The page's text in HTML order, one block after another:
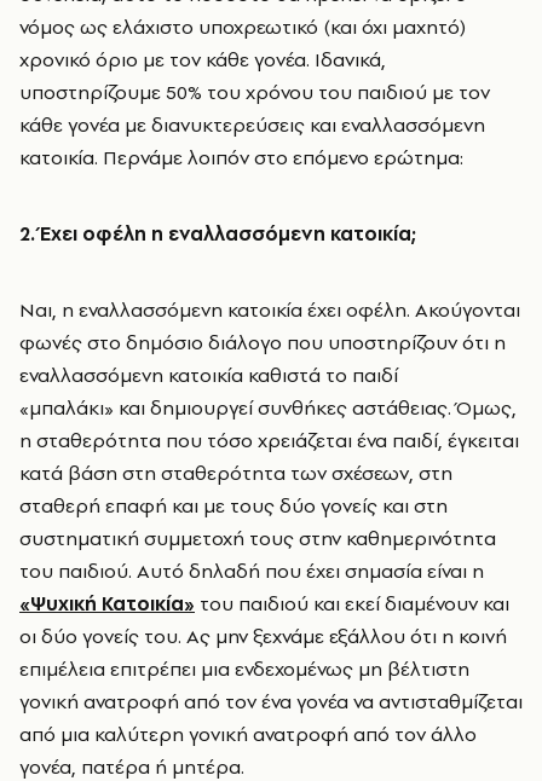
νόμος ως ελάχιστο υποχρεωτικό (και όχι μαχητό)
χρονικό όριο με τον κάθε γονέα. Ιδανικά,
υποστηρίζουμε 50% του χρόνου του παιδιού με τον
κάθε γονέα με διανυκτερεύσεις και εναλλασσόμενη
κατοικία. Περνάμε λοιπόν στο επόμενο ερώτημα:
2. Έχει οφέλη η εναλλασσόμενη κατοικία;
Ναι, η εναλλασσόμενη κατοικία έχει οφέλη. Ακούγονται
φωνές στο δημόσιο διάλογο που υποστηρίζουν ότι η
εναλλασσόμενη κατοικία καθιστά το παιδί
«μπαλάκι» και δημιουργεί συνθήκες αστάθειας. Όμως,
η σταθερότητα που τόσο χρειάζεται ένα παιδί, έγκειται
κατά βάση στη σταθερότητα των σχέσεων, στη
σταθερή επαφή και με τους δύο γονείς και στη
συστηματική συμμετοχή τους στην καθημερινότητα
του παιδιού. Αυτό δηλαδή που έχει σημασία είναι η
«Ψυχική Κατοικία» του παιδιού και εκεί διαμένουν και
οι δύο γονείς του. Ας μην ξεχνάμε εξάλλου ότι η κοινή
επιμέλεια επιτρέπει μια ενδεχομένως μη βέλτιστη
γονική ανατροφή από τον ένα γονέα να αντισταθμίζεται
από μια καλύτερη γονική ανατροφή από τον άλλο
γονέα, πατέρα ή μητέρα.